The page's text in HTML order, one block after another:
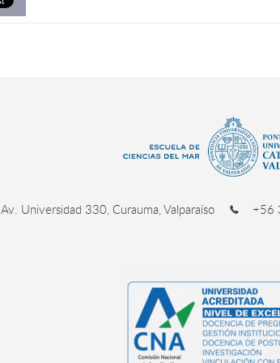
Av. Universidad 330, Curauma, Valparaíso +56